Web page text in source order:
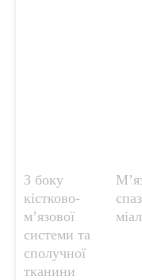
З боку
кістково-
м’язової
системи та
сполучної
тканини